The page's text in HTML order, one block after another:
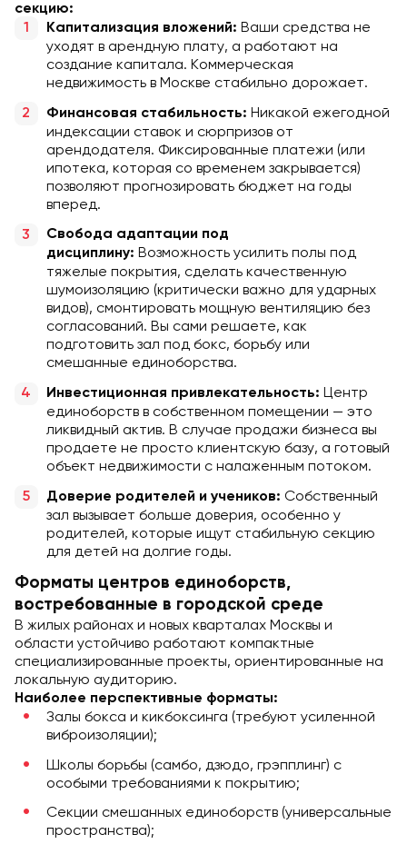
секцию:
Капитализация вложений: Ваши средства не
уходят в арендную плату, а работают на
создание капитала. Коммерческая
недвижимость в Москве стабильно дорожает.
Финансовая стабильность: Никакой ежегодной
индексации ставок и сюрпризов от
арендодателя. Фиксированные платежи (или
ипотека, которая со временем закрывается)
позволяют прогнозировать бюджет на годы
вперед.
Свобода адаптации под
дисциплину: Возможность усилить полы под
тяжелые покрытия, сделать качественную
шумоизоляцию (критически важно для ударных
видов), смонтировать мощную вентиляцию без
согласований. Вы сами решаете, как
подготовить зал под бокс, борьбу или
смешанные единоборства.
Инвестиционная привлекательность: Центр
единоборств в собственном помещении — это
ликвидный актив. В случае продажи бизнеса вы
продаете не просто клиентскую базу, а готовый
объект недвижимости с налаженным потоком.
Доверие родителей и учеников: Собственный
зал вызывает больше доверия, особенно у
родителей, которые ищут стабильную секцию
для детей на долгие годы.
Форматы центров единоборств,
востребованные в городской среде
В жилых районах и новых кварталах Москвы и
области устойчиво работают компактные
специализированные проекты, ориентированные на
локальную аудиторию.
Наиболее перспективные форматы:
Залы бокса и кикбоксинга (требуют усиленной
виброизоляции);
Школы борьбы (самбо, дзюдо, грэпплинг) с
особыми требованиями к покрытию;
Секции смешанных единоборств (универсальные
пространства);